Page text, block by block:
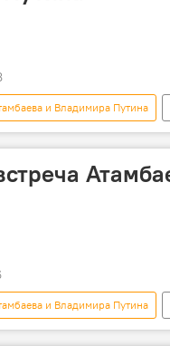
и Владимира Путина
Владимир Путин
и Владимира Путина
Владимир Путин